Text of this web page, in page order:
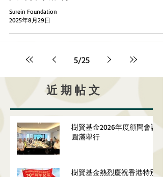
Surein Foundation
2025年8月29日
5/25
近期帖文
樹賢基金2026年度顧問會議
圓滿舉行
樹賢基金熱烈慶祝香港特別行